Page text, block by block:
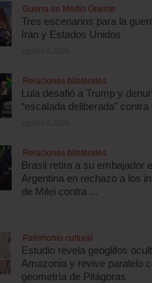
Guerra en Medio Oriente
Tres escenarios para la
Irán y Estados Unidos
Relaciones bilaterales
Lula desafió a Trump y
“escalada deliberada” contra
Relaciones bilaterales
Brasil retira a su embajador
Argentina en rechazo a los
de Milei contra ...
Patrimonio cultural
Estudio revela geoglifos
Amazonia y revive paralelo
geometría de Pitágoras